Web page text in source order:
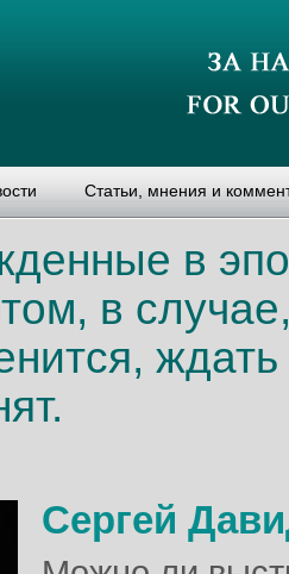
Статьи, мнения и
в
в
Сергей